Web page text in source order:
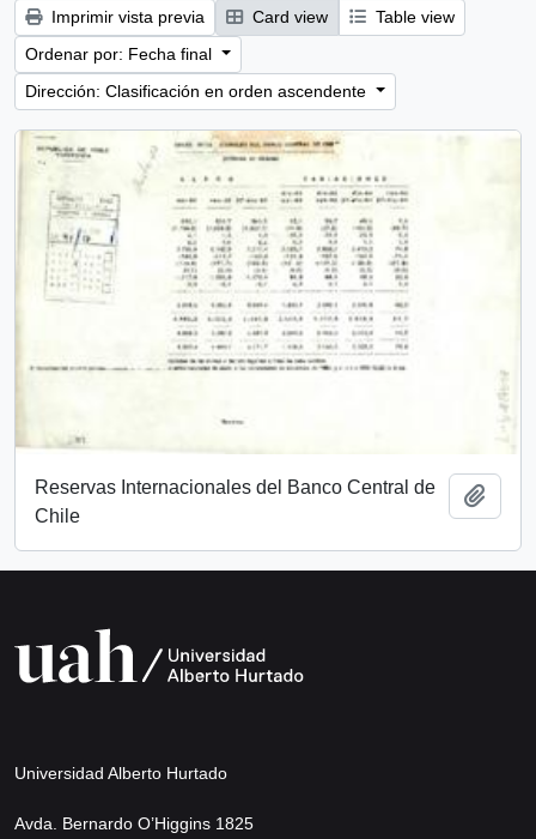
Imprimir vista previa Card view
Table view
Ordenar por: Fecha final
Dirección: Clasificación en orden ascendente
Reservas Internacionales del Banco Central de
Chile
Universidad Alberto Hurtado
Avda. Bernardo O’Higgins 1825